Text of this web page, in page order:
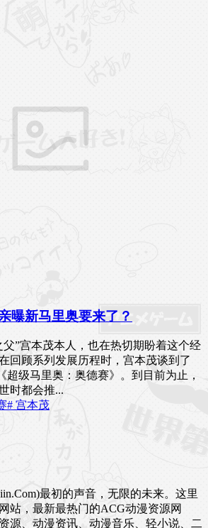
曝新马里奥要来了？
”宫本茂本人，也在热切期盼着这个经
回顾系列发展历程时，宫本茂谈到了
超级马里奥：奥德赛》。到目前为止，
时都会推...
# 宫本茂
最初的声音，无限的未来。这里
站，最新最热门的ACG动漫资源网
源、动漫资讯、动漫音乐、轻小说、二